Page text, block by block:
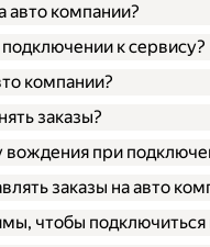
авто компании?
к сервису?
компании?
заказы?
вождения при
заказы на авто
чтобы подключиться